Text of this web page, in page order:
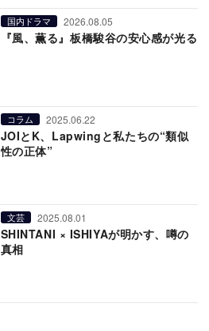
国内ドラマ 2026.08.05
『風、薫る』板橋駿谷の安心感が光る
コラム 2025.06.22
JOIとK、Lapwingと私たちの“類似
性の正体”
文芸 2025.08.01
SHINTANI × ISHIYAが明かす、噂の
真相